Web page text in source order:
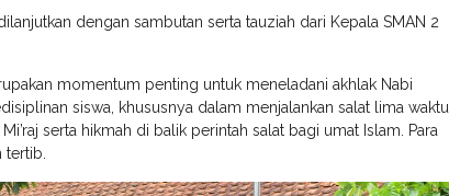
dengan sambutan serta tauziah dari Kepala SMAN 2
momentum penting untuk meneladani akhlak Nabi
siswa, khususnya dalam menjalankan salat lima waktu.
serta hikmah di balik perintah salat bagi umat Islam. Para